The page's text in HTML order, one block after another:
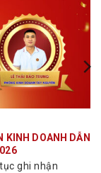
KINH DOANH DẪN
ghi nhận